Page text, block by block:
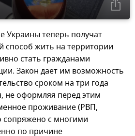
Украины теперь получат
способ жить на территории
стать гражданами
Закон дает им возможность
сроком на три года
не оформляя перед этим
проживание (РВП,
сопряжено с многими
по причине